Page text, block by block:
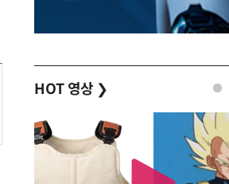
HOT 영상 ❯